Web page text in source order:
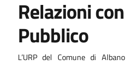
Relazioni
Pubblico
L’URP del Comune di